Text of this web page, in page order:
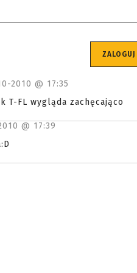
2010 @ 17:35
T-FL wygląda zachęcająco
@ 17:39